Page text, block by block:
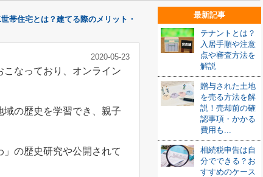
帯住宅とは？建てる際のメリット・
2020-05-23
なっており、オンライン
の歴史を学習でき、親子
の歴史研究や公開されて
最新記事
テナントとは？
入居手順や注意
点や審査方法を
解説
贈与された土地
を売る方法を解
説！売却前の確
認事項・かかる
費用も...
相続税申告は自
分でできる？お
すすめのケース